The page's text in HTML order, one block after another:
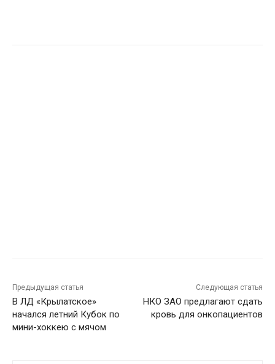
Предыдущая статья
В ЛД «Крылатское»
начался летний Кубок по
мини-хоккею с мячом
Следующая статья
НКО ЗАО предлагают сдать
кровь для онкопациентов